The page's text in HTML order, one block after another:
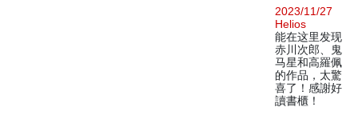
2023/11/27
Helios
能在这里发现
赤川次郎、鬼
马星和高羅佩
的作品，太驚
喜了！感謝好
讀書櫃！